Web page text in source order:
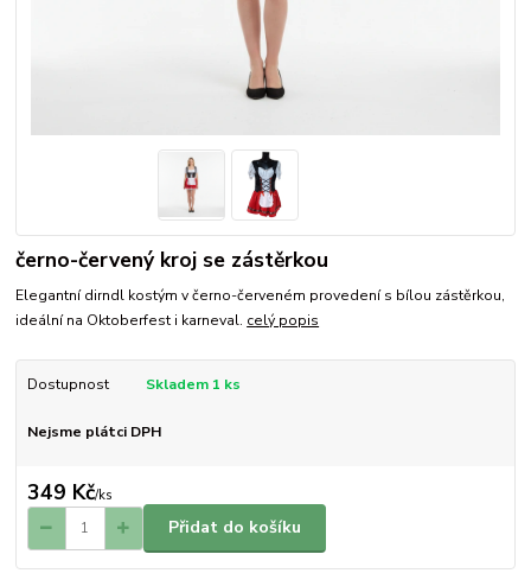
černo-červený kroj se zástěrkou
Elegantní dirndl kostým v černo-červeném provedení s bílou zástěrkou,
ideální na Oktoberfest i karneval. celý popis
Dostupnost Skladem 1 ks
Nejsme plátci DPH
349 Kč/ks
Přidat do košíku